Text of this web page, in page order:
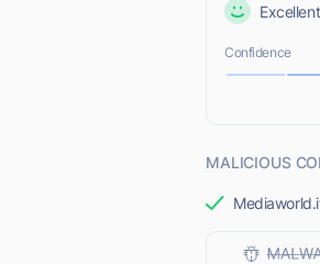
Excellent
Confidence
MALICIOUS